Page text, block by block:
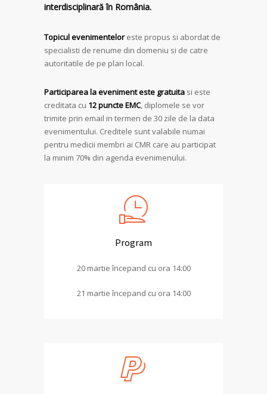
interdisciplinară în România.
Topicul evenimenteloreste propus si abordat de
specialisti de renume din domeniu si de catre
autoritatile de pe plan local.
Participarea la eveniment este gratuita si este
creditata cu 12 puncte EMC, diplomele se vor
trimite prin email in termen de 30 zile de la data
evenimentului. Creditele sunt valabile numai
pentru medicii membri ai CMR care au participat
la minim 70% din agenda evenimenului.
Program
20 martie începand cu ora 14:00
21 martie începand cu ora 14:00